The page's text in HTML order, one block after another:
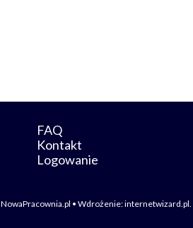
FAQ
Kontakt
Logowanie
NowaPracownia.pl • Wdrożenie:internetwizard.pl.